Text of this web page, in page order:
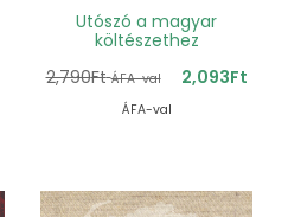
Utószó a magyar
költészethez
2,790Ft ÁFA-val 2,093Ft
ÁFA-val